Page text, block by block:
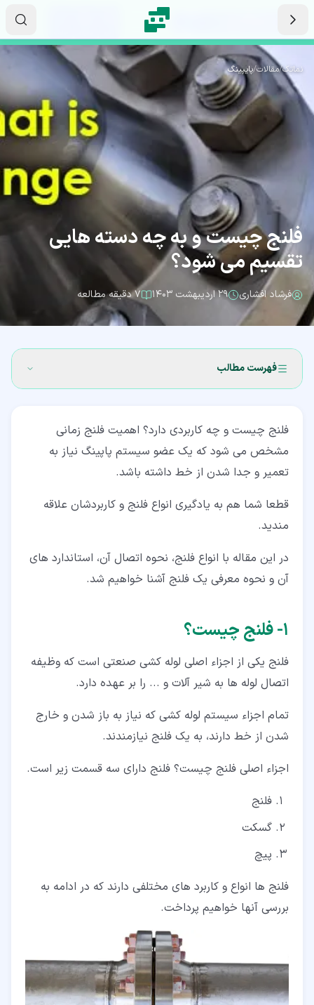
نماتک/مقالات/پایپینگ
فلنج چیست و به چه دسته هایی
تقسیم می شود؟
فرشاد افشاری ۲۹ اردیبهشت ۱۴۰۳ ۷ دقیقه مطالعه
فهرست مطالب
۲‏-‏۱‏- نامگذاری کلاس ها بر اساس استاندارد ASME B16.5
۳‏- کاربرد و دلیل اصلی استفاده از فلنج چیست؟
۴‏- بخش های اصلی یک فلنج چیست
۴‏-‏۲‏- انواع فلنج ها بر اساس شکل ظاهری
فلنج چیست و چه کاربردی دارد؟ اهمیت فلنج زمانی
مشخص می شود که یک عضو سیستم پاپینگ نیاز به
تعمیر و جدا شدن از خط داشته باشد.
قطعا شما هم به یادگیری انواع فلنج و کاربردشان علاقه
مندید.
در این مقاله با انواع فلنج، نحوه اتصال آن، استاندارد های
آن و نحوه معرفی یک فلنج آشنا خواهیم شد.
۱‏- فلنج چیست؟
فلنج یکی از اجزاء اصلی لوله کشی صنعتی است که وظیفه
اتصال لوله ها به شیر آلات و ... را بر عهده دارد.
تمام اجزاء سیستم لوله کشی که نیاز به باز شدن و خارج
شدن از خط دارند، به یک فلنج نیازمندند.
اجزاء اصلی فلنج چیست؟ فلنج دارای سه قسمت زیر است.
فلنج
گسکت
پیچ
فلنج ها انواع و کاربرد های مختلفی دارند که در ادامه به
بررسی آنها خواهیم پرداخت.